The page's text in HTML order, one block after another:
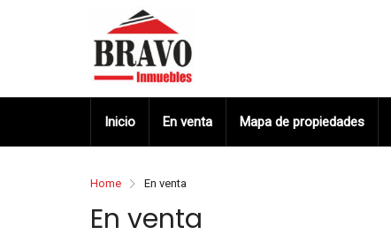
Inicio En venta Mapa de propiedades
Home En venta
En venta